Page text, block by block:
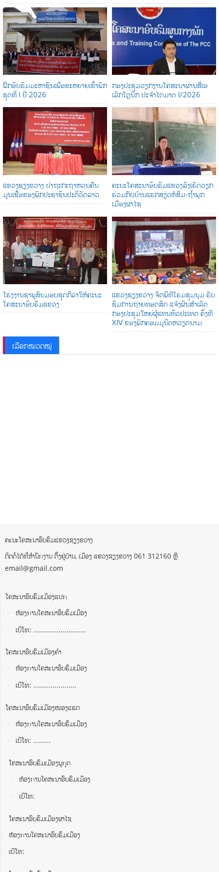
ຝຶກອົບຮົມມະຫາຊົນເພື່ອຂະຫຍາຍເຂົ້າພັກ
ຊຸດທີ່ I ປີ 2026
ກອງປະຊຸມວຽກງານໂຄສະນາຜ່ານສື່ເອ
ເລັກໂຕຼນິກ ປະຈໍາໄຕມາດ I/2026
ແຂວງຊຽງຂວາງ ປາຖະກະຖາຫວນຄືນ
ມູນເຊື້ອຂອງພັກປະຊາຊົນປະຕິວັດລາວ
ຄະນະໂຄສະນາອົບຮົມແຂວງລົງເຮັດວຽກ
ຮ່ວມກັບບ້ານແຮກສຽ່ວຫໍສິມ-ຖໍ້າພຸກ
ເມືອງຜາໄຊ
ໂຮງງານຊາພູສັນມອບຊຸດກິລາໃຫ້ຄະນະ
ໂຄສະນາອົບຮົມແຂວງ
ແຂວງຊຽງຂວາງ ຈັດພິທີໂຮມຊຸມນຸມ ຮັບ
ຊົມການຖ່າຍທອດສົດ ແຈ້ງຜົນສໍາເລັດ
ກອງປະຊຸມໃຫຍ່ຜູ້ແທນທົ່ວປະເທດ ຄັ້ງທີ
XIV ຂອງພັກຄອມມູນິດຫວຽດນາມ
ເລືອກໝວດໝູ່
ຄະນະໂຄສະນາອົບຮົມແຂວງຊຽງຂວາງ
ຕິດຕໍ່ໄດ້ທີ່ສຳນັກງານ ຕັ້ງຢູ່ບ້ານ, ເມືອງ ແຂວງຊຽງຂວາງ 061 312160 ຫຼື
email@gmail.com
ໂຄສະນາອົບຮົມເມືອງແປກ
ຫ້ອງການໂຄສະນາອົບຮົມເມືອງ
ເບີໂທ: ...........................
ໂຄສະນາອົບຮົມເມືອງຄໍາ
ຫ້ອງການໂຄສະນາອົບຮົມເມືອງ
ເບີໂທ: ......................
ໂຄສະນາອົບຮົມເມືອງໜອງແຮດ
ຫ້ອງການໂຄສະນາອົບຮົມເມືອງ
ເບີໂທ: .........
ໂຄສະນາອົບຮົມເມືອງພູກູດ
ຫ້ອງການໂຄສະນາອົບຮົມເມືອງ
ເບີໂທ:
ໂຄສະນາອົບຮົມເມືອງຜາໄຊ
ຫ້ອງການໂຄສະນາອົບຮົມເມືອງ
ເບີໂທ: